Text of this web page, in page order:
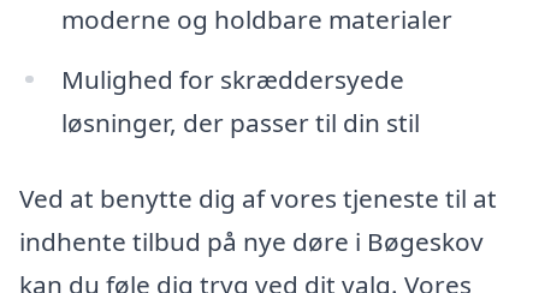
moderne og holdbare materialer
Mulighed for skræddersyede
løsninger, der passer til din stil
Ved at benytte dig af vores tjeneste til at
indhente tilbud på nye døre i Bøgeskov
kan du føle dig tryg ved dit valg. Vores